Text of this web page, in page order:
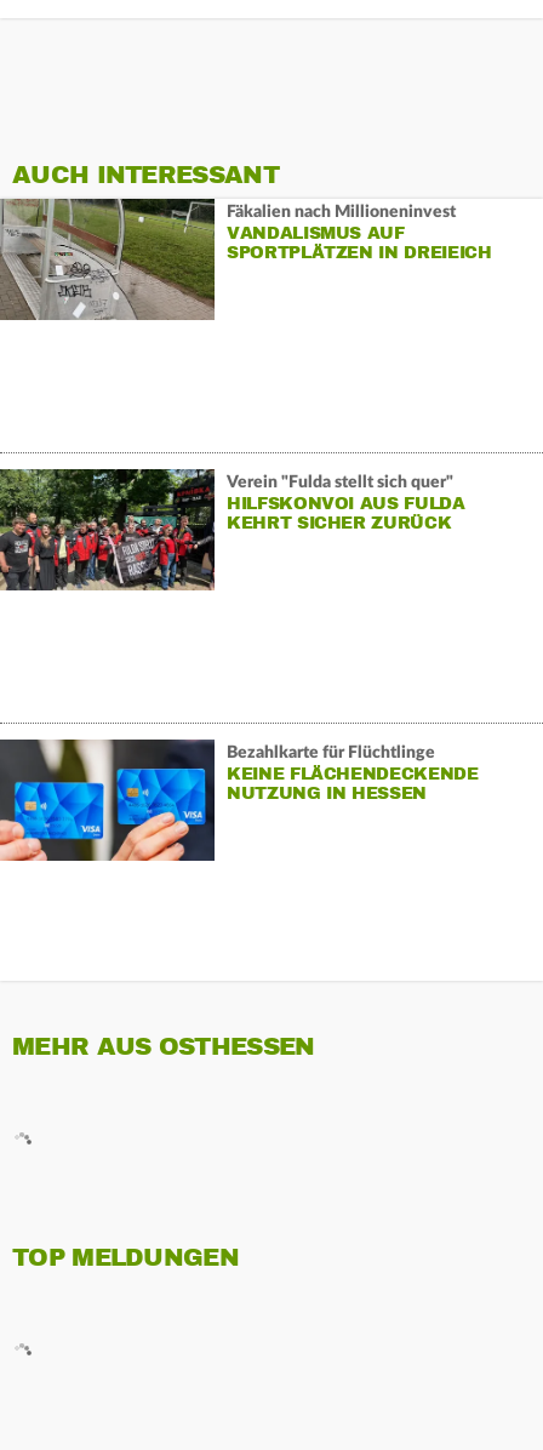
AUCH INTERESSANT
Fäkalien nach Millioneninvest
VANDALISMUS AUF
SPORTPLÄTZEN IN DREIEICH
Verein "Fulda stellt sich quer"
HILFSKONVOI AUS FULDA
KEHRT SICHER ZURÜCK
Bezahlkarte für Flüchtlinge
KEINE FLÄCHENDECKENDE
NUTZUNG IN HESSEN
MEHR AUS OSTHESSEN
TOP MELDUNGEN